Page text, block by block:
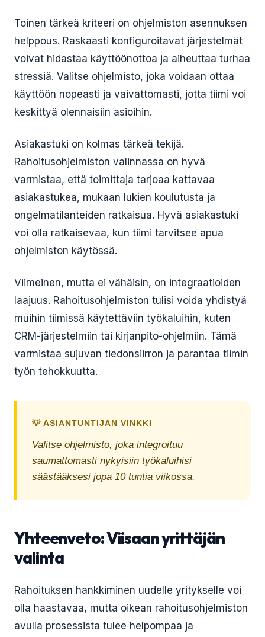
Toinen tärkeä kriteeri on ohjelmiston asennuksen
helppous. Raskaasti konfiguroitavat järjestelmät
voivat hidastaa käyttöönottoa ja aiheuttaa turhaa
stressiä. Valitse ohjelmisto, joka voidaan ottaa
käyttöön nopeasti ja vaivattomasti, jotta tiimi voi
keskittyä olennaisiin asioihin.
Asiakastuki on kolmas tärkeä tekijä.
Rahoitusohjelmiston valinnassa on hyvä
varmistaa, että toimittaja tarjoaa kattavaa
asiakastukea, mukaan lukien koulutusta ja
ongelmatilanteiden ratkaisua. Hyvä asiakastuki
voi olla ratkaisevaa, kun tiimi tarvitsee apua
ohjelmiston käytössä.
Viimeinen, mutta ei vähäisin, on integraatioiden
laajuus. Rahoitusohjelmiston tulisi voida yhdistyä
muihin tiimissä käytettäviin työkaluihin, kuten
CRM-järjestelmiin tai kirjanpito-ohjelmiin. Tämä
varmistaa sujuvan tiedonsiirron ja parantaa tiimin
työn tehokkuutta.
💡 ASIANTUNTIJAN VINKKI
Valitse ohjelmisto, joka integroituu
saumattomasti nykyisiin työkaluihisi
säästääksesi jopa 10 tuntia viikossa.
Yhteenveto: Viisaan yrittäjän
valinta
Rahoituksen hankkiminen uudelle yritykselle voi
olla haastavaa, mutta oikean rahoitusohjelmiston
avulla prosessista tulee helpompaa ja